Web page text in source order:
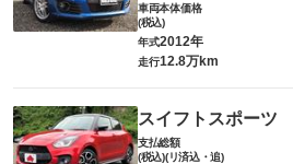
車両本体価格
(税込)
年式2012年
走行12.8万km
スイフトスポーツ
支払総額
(税込)(リ済込・追)